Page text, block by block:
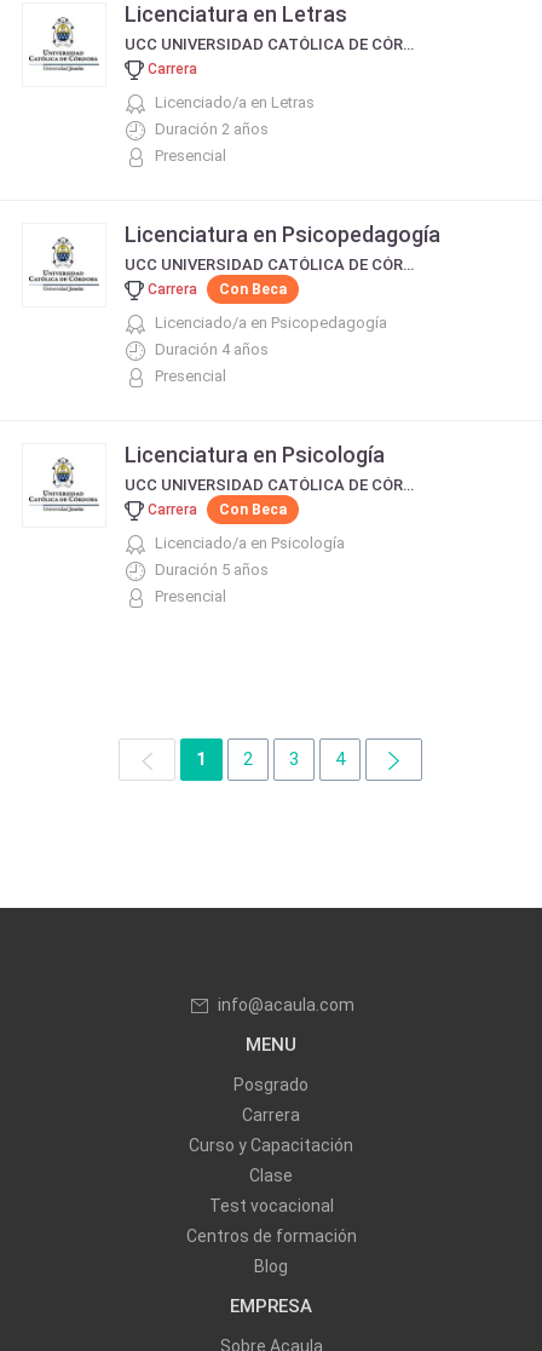
Licenciatura en Letras
UCC UNIVERSIDAD CATÓLICA DE CÓRDOBA
Carrera
Licenciado/a en Letras
Duración 2 años
Presencial
Licenciatura en Psicopedagogía
UCC UNIVERSIDAD CATÓLICA DE CÓRDOBA
Carrera Con Beca
Licenciado/a en Psicopedagogía
Duración 4 años
Presencial
Licenciatura en Psicología
UCC UNIVERSIDAD CATÓLICA DE CÓRDOBA
Carrera Con Beca
Licenciado/a en Psicología
Duración 5 años
Presencial
1 2 3 4
info@acaula.com
MENU
Posgrado
Carrera
Curso y Capacitación
Clase
Test vocacional
Centros de formación
Blog
EMPRESA
Sobre Acaula